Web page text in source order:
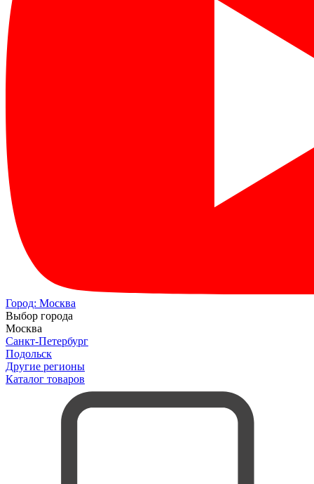
Город: Москва
Выбор города
Москва
Санкт-Петербург
Подольск
Другие регионы
Каталог товаров